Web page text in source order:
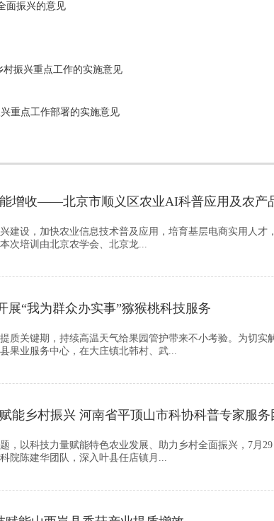
面振兴的意见
振兴重点工作的实施意见
重点工作部署的实施意见
增收——北京市顺义区农业AI科普应用及农产
建设，加快农业信息技术普及应用，培育基层电商实用人
次培训由北京农学会、北京龙...
展“我为群众办实事”猕猴桃科技服务
质关键期，持续高温天气给果园管护带来不小考验。为切
果业服务中心，在大庄镇北韩村、武...
能乡村振兴 河南省平顶山市科协科普专家服
，以科技力量赋能特色农业发展、助力乡村全面振兴，7月
院陈建华团队，深入叶县任店镇月...